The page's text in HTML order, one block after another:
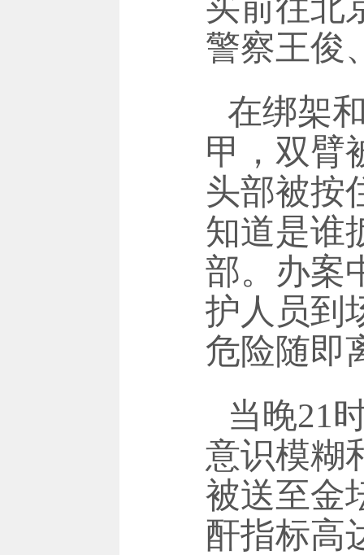
买前往北
警察王俊
在绑架
甲，双臂
头部被按
知道是谁
部。办案
护人员到
危险随即
当晚21
意识模糊
被送至金
酐指标高